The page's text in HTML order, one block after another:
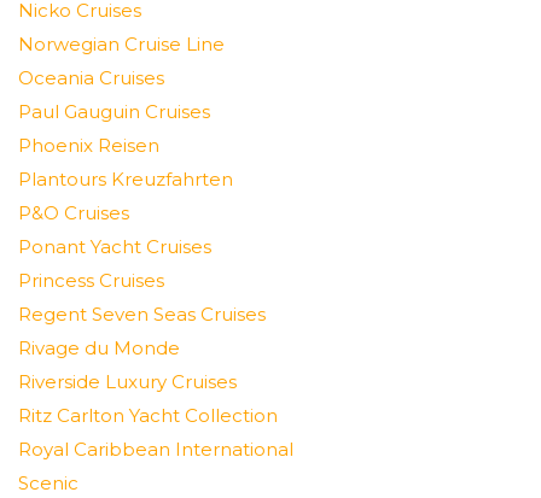
Nicko Cruises
Norwegian Cruise Line
Oceania Cruises
Paul Gauguin Cruises
Phoenix Reisen
Plantours Kreuzfahrten
P&O Cruises
Ponant Yacht Cruises
Princess Cruises
Regent Seven Seas Cruises
Rivage du Monde
Riverside Luxury Cruises
Ritz Carlton Yacht Collection
Royal Caribbean International
Scenic